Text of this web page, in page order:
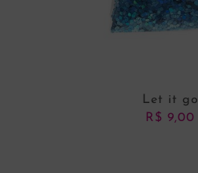
Let it go
R$ 9,00